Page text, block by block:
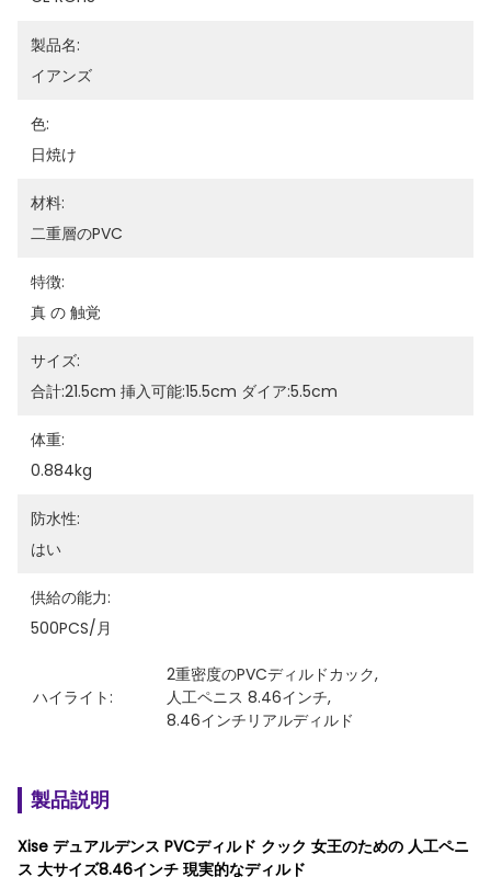
製品名:
イアンズ
色:
日焼け
材料:
二重層のPVC
特徴:
真 の 触覚
サイズ:
合計:21.5cm 挿入可能:15.5cm ダイア:5.5cm
体重:
0.884kg
防水性:
はい
供給の能力:
500PCS/月
ハイライト:
2重密度のPVCディルドカック,
人工ペニス 8.46インチ,
8.46インチリアルディルド
製品説明
Xise デュアルデンス PVCディルド クック 女王のための 人工ペニ
ス 大サイズ8.46インチ 現実的なディルド